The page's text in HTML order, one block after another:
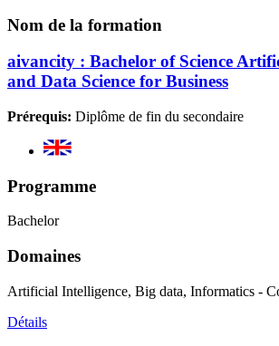
Nom de la formation
aivancity : Bachelor of Science
and Data Science for Business
Prérequis: Diplôme de fin du secondaire
Programme
Bachelor
Domaines
Artificial Intelligence, Big data, Informatics -
Détails